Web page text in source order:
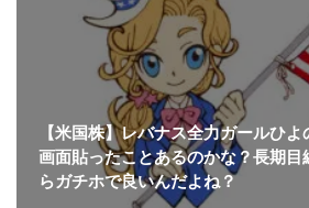
【米国株】レバナス全力ガールひ
画面貼ったことあるのかな？長期目
らガチホで良いんだよね？